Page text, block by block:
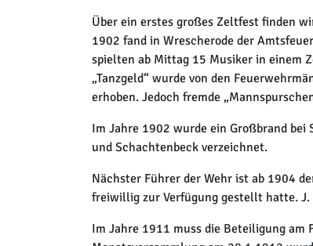
Über ein erstes großes Zeltfest finden
1902 fand in Wrescherode der
spielten ab Mittag 15 Musiker in einem
„Tanzgeld“ wurde von den
erhoben. Jedoch fremde
Im Jahre 1902 wurde ein Großbrand
und Schachtenbeck verzeichnet.
Nächster Führer der Wehr ist ab 1904
freiwillig zur Verfügung gestellt hatte.
Im Jahre 1911 muss die Beteiligung am